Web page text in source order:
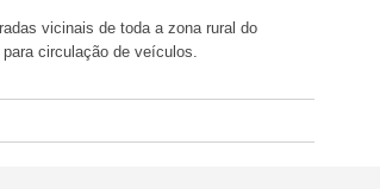
vicinais de toda a zona rural do
circulação de veículos.